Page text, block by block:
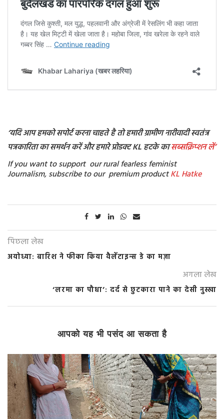
‘यदि आप हमको सपोर्ट करना चाहते है तो हमारी ग्रामीण नारीवादी स्वतंत्र
पत्रकारिता का समर्थन करें और हमारे प्रोडक्ट KL हटके कासब्सक्रिप्शनलें’
If you want to support our rural fearless feminist
Journalism, subscribe to our premium productKL Hatke
पिछला लेख
अयोध्या: बारिश ने फीका किया वैलेंटाइन्स डे का मज़ा
अगला लेख
‘लरमा का पौधा’: दर्द से छुटकारा पाने का देसी नुस्खा
आपको यह भी पसंद आ सकता है